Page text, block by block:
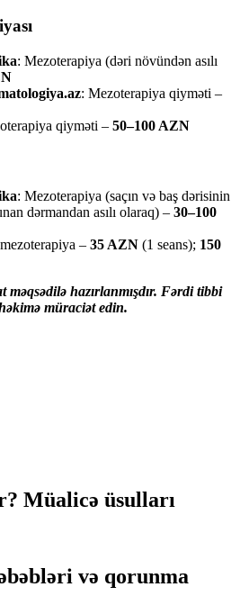
: Mezoterapiya (dəri növündən asılı
: Mezoterapiya qiyməti –
qiyməti – 50–100 AZN
: Mezoterapiya (saçın və baş dərisinin
dərmandan asılı olaraq) – 30–100
– 35 AZN (1 seans); 150
hazırlanmışdır. Fərdi tibbi
müraciət edin.
Müalicə üsulları
və qorunma